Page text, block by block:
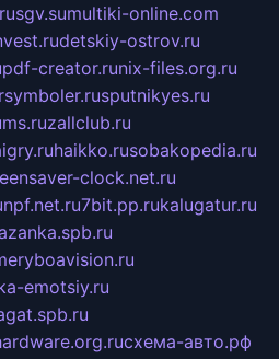
sgv.sumultiki-online.com
detskiy-ostrov.ru
pdf-creator.runix-files.org.ru
sputnikyes.ru
zallclub.ru
haikko.rusobakopedia.ru
clock.net.ru
npf.net.ru7bit.pp.rukalugatur.ru
emotsiy.ru
схема-авто.рф